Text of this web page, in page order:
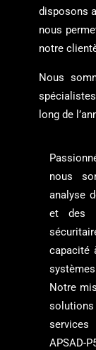
disposons
nous
notre
Nous
long de
nous
analyse
et des
capacité
Notre
APSAD-